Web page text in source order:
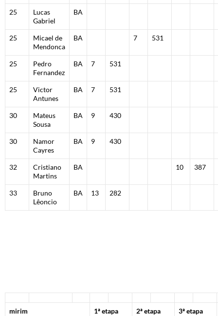
25
Lucas
Gabriel
BA
25
Micael de
Mendonca
BA 7 531
25
Pedro
Fernandez
BA 7 531
25
Victor
Antunes
BA 7 531
30
Mateus
Sousa
BA 9 430
30
Namor
Cayres
BA 9 430
32
Cristiano
Martins
BA 10 387
33
Bruno
Lêoncio
BA 13 282
mirim 1ª etapa 2ª etapa 3ª etapa